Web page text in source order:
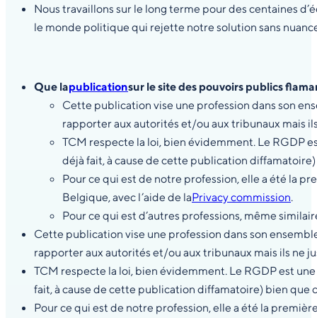
Nous travaillons sur le long terme pour des centaines
le monde politique qui rejette notre solution sans
Que lapublicationsur le site des pouvoirs publics
Cette publication vise une profession dans son
rapporter aux autorités et/ou aux tribunaux mais
TCM respecte la loi, bien évidemment. Le RGDP
déjà fait, à cause de cette publication
Pour ce qui est de notre profession, elle a été la
Belgique, avec l’aide de laPrivacy commission.
Pour ce qui est d’autres professions, même
Cette publication vise une profession dans son
rapporter aux autorités et/ou aux tribunaux mais ils ne
TCM respecte la loi, bien évidemment. Le RGDP est
fait, à cause de cette publication diffamatoire) bien que
Pour ce qui est de notre profession, elle a été la